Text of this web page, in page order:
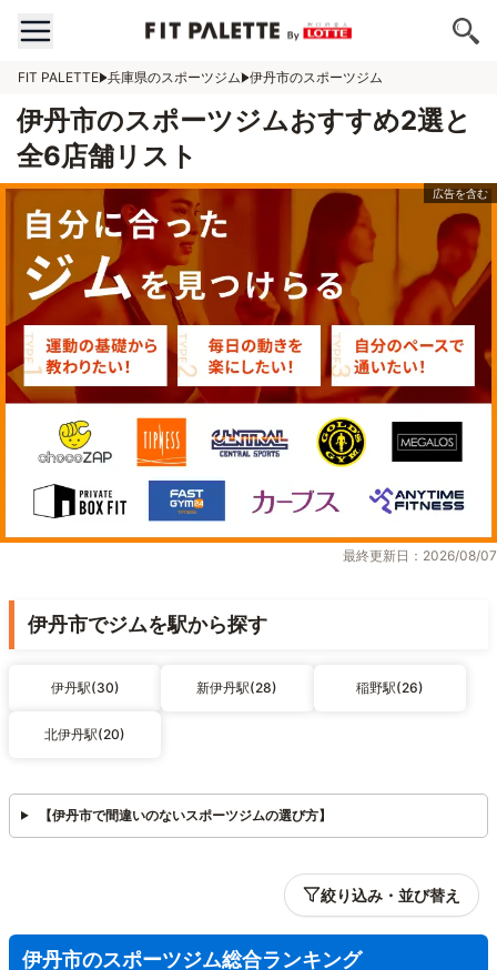
FIT PALETTE 兵庫県のスポーツジム 伊丹市のスポーツジム
伊丹市のスポーツジムおすすめ2選と
全6店舗リスト
最終更新日：2026/08/07
伊丹市でジムを駅から探す
伊丹駅(30) 新伊丹駅(28) 稲野駅(26)
北伊丹駅(20)
【伊丹市で間違いのないスポーツジムの選び方】
絞り込み・並び替え
伊丹市のスポーツジム総合ランキング